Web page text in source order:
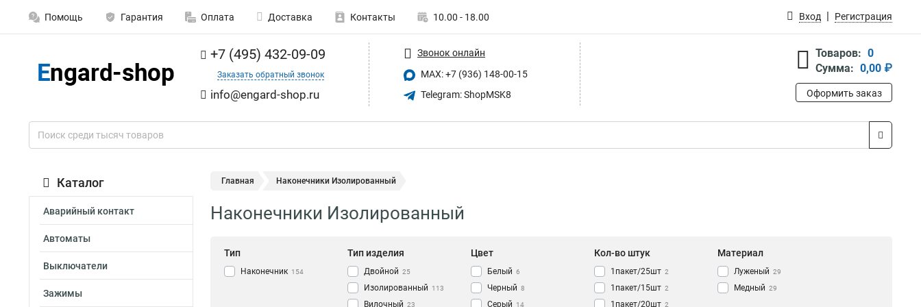
Помощь Гарантия Оплата Доставка Контакты 10.00 - 18.00 Вход Регистрация
+7 (495) 432-09-09
Заказать обратный звонок
info@engard-shop.ru
Звонок онлайн
MAX: +7 (936) 148-00-15
Telegram: ShopMSK8
Товаров: 0
Сумма: 0,00 ₽
Оформить заказ
Каталог
Аварийный контакт
Автоматы
Выключатели
Зажимы
Главная Наконечники Изолированный
Наконечники Изолированный
Тип
Наконечник 154
Тип изделия
Двойной 25
Изолированный 113
Вилочный 23
Цвет
Белый 6
Черный 8
Серый 14
Кол-во штук
1пакет/25шт 2
1пакет/15шт 2
1пакет/20шт 2
Материал
Луженый 29
Медный 29